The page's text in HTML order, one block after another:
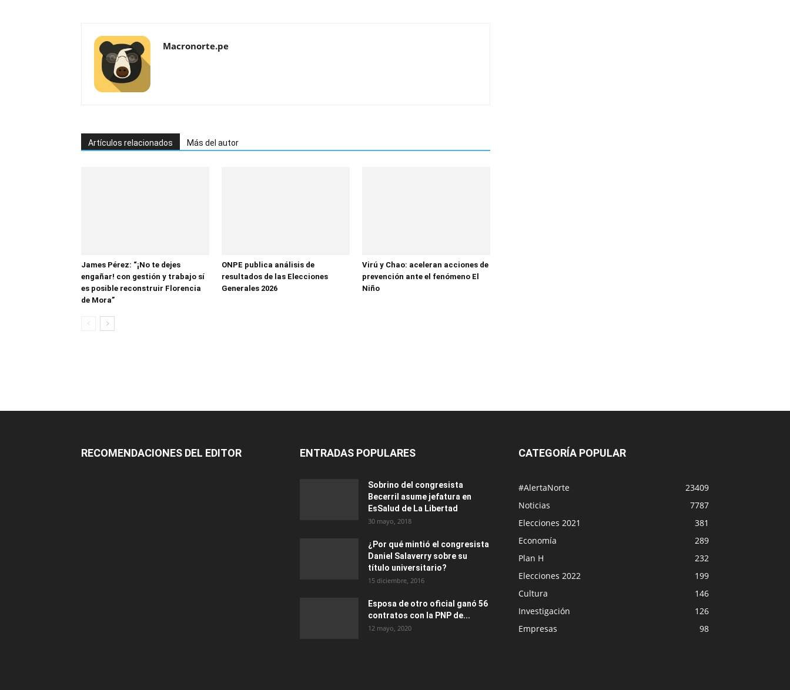
Macronorte.pe
Artículos relacionados Más del autor
James Pérez: “¡No te dejes
engañar! con gestión y trabajo sí
es posible reconstruir Florencia
de Mora”
ONPE publica análisis de
resultados de las Elecciones
Generales 2026
Virú y Chao: aceleran acciones de
prevención ante el fenómeno El
Niño
RECOMENDACIONES DEL EDITOR ENTRADAS POPULARES
Sobrino del congresista
Becerril asume jefatura en
EsSalud de La Libertad
30 mayo, 2018
¿Por qué mintió el congresista
Daniel Salaverry sobre su
título universitario?
15 diciembre, 2016
Esposa de otro oficial ganó 56
contratos con la PNP de...
12 mayo, 2020
CATEGORÍA POPULAR
#AlertaNorte
23409
Noticias
7787
Elecciones 2021
381
Economía
289
Plan H
232
Elecciones 2022
199
Cultura
146
Investigación
126
Empresas
98